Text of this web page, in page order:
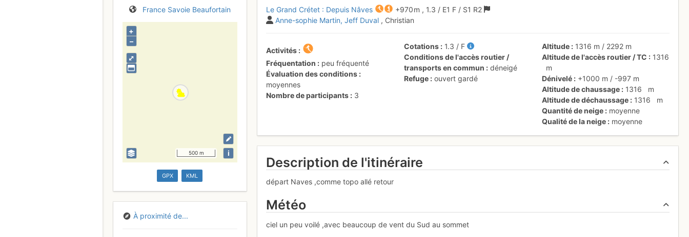
France Savoie Beaufortain
⤢
+
–
500 m i
GPX KML
À proximité de...
Le Grand Crétet : Depuis Nâves +970 m , 1.3 / E1 F / S1 R2
Anne-sophie Martin Jeff Duval , Christian
Activités
Fréquentation
peu fréquenté
Évaluation des conditions
moyennes
Nombre de participants
3
Cotations 1.3 / F
Conditions de l'accès routier /
transports en commun
déneigé
Refuge
ouvert gardé
Altitude 1316 m / 2292 m
Altitude de l'accès routier / TC
1316
m
Dénivelé
+1000 m / -997 m
Altitude de chaussage
1316
m
Altitude de déchaussage
1316
m
Quantité de neige
moyenne
Qualité de la neige
moyenne
Description de l'itinéraire
départ Naves ,comme topo allé retour
Météo
ciel un peu voilé ,avec beaucoup de vent du Sud au sommet